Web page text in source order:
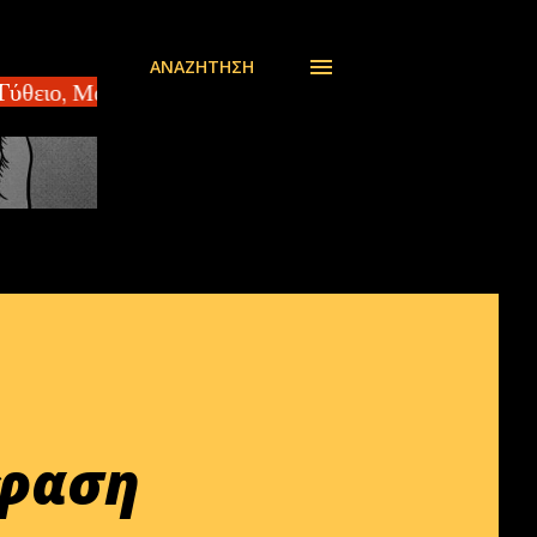
– πωλείται συγκρότημα 2 κατοικιών
ΑΝΑΖΉΤΗΣΗ